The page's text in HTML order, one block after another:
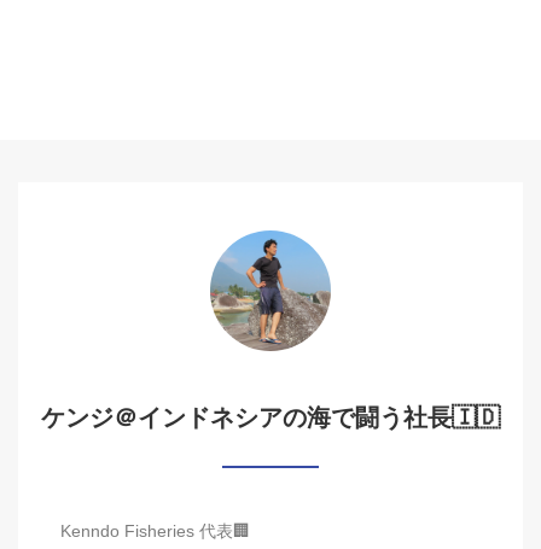
ケンジ＠インドネシアの海で闘う社長🇮🇩
Kenndo Fisheries 代表🏢